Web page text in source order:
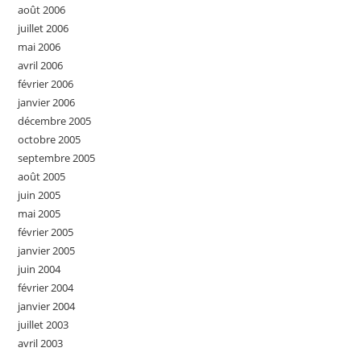
août 2006
juillet 2006
mai 2006
avril 2006
février 2006
janvier 2006
décembre 2005
octobre 2005
septembre 2005
août 2005
juin 2005
mai 2005
février 2005
janvier 2005
juin 2004
février 2004
janvier 2004
juillet 2003
avril 2003